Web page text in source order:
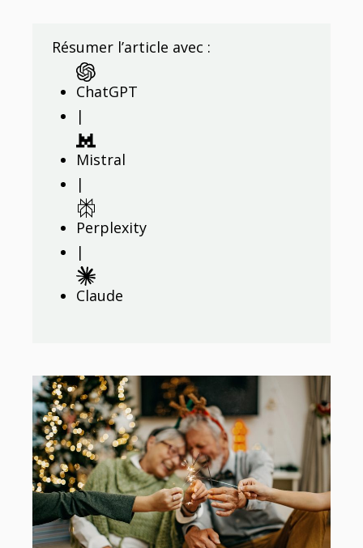
Résumer l’article avec :
ChatGPT
|
Mistral
|
Perplexity
|
Claude